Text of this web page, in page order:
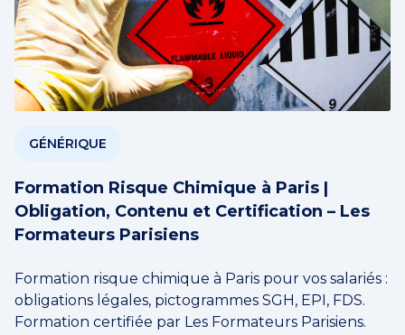
GÉNÉRIQUE
Formation Risque Chimique à Paris |
Obligation, Contenu et Certification – Les
Formateurs Parisiens
Formation risque chimique à Paris pour vos salariés :
obligations légales, pictogrammes SGH, EPI, FDS.
Formation certifiée par Les Formateurs Parisiens.